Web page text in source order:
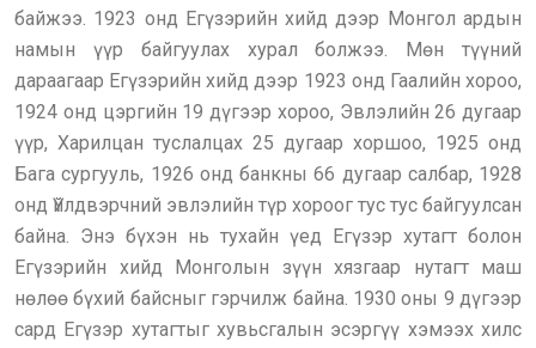
байжээ. 1923 онд Егүзэрийн хийд дээр Монгол ардын
намын үүр байгуулах хурал болжээ. Мөн түүний
дараагаар Егүзэрийн хийд дээр 1923 онд Гаалийн хороо,
1924 онд цэргийн 19 дүгээр хороо, Эвлэлийн 26 дугаар
үүр, Харилцан туслалцах 25 дугаар хоршоо, 1925 онд
Бага сургууль, 1926 онд банкны 66 дугаар салбар, 1928
онд Үйлдвэрчний эвлэлийн түр хороог тус тус байгуулсан
байна. Энэ бүхэн нь тухайн үед Егүзэр хутагт болон
Егүзэрийн хийд Монголын зүүн хязгаар нутагт маш
нөлөө бүхий байсныг гэрчилж байна. 1930 оны 9 дүгээр
сард Егүзэр хутагтыг хувьсгалын эсэргүү хэмээх хилс